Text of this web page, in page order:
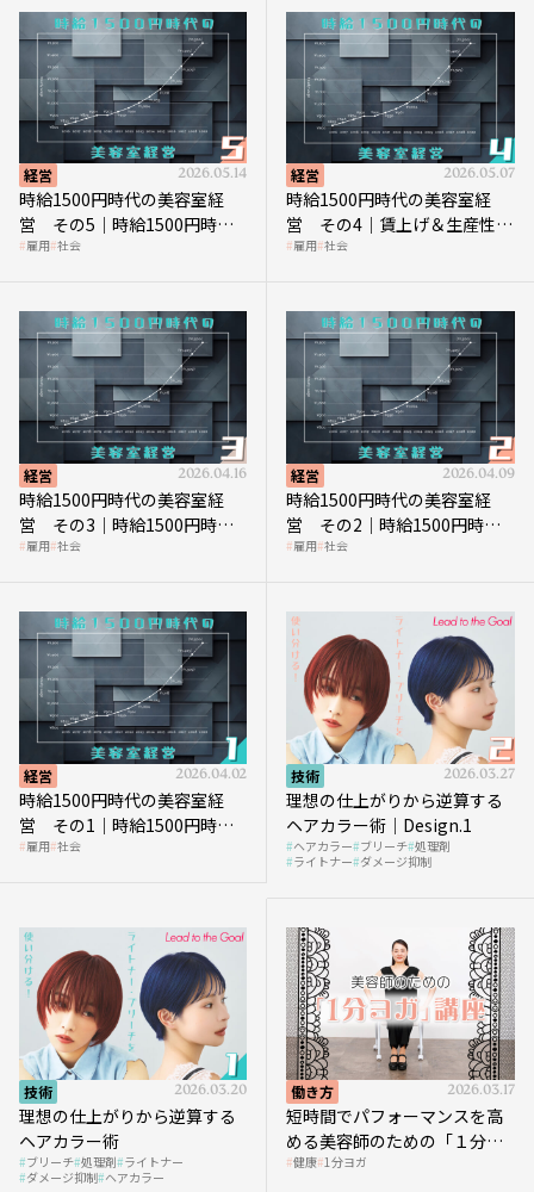
経営 2026.05.14
時給1500円時代の美容室経
営 その5｜時給1500円時代
の到来は美容業の収益構造を
雇用 社会
経営 2026.05.07
時給1500円時代の美容室経
営 その4｜賃上げ＆生産性向
上につなげる賢い助成金活用
雇用 社会
経営 2026.04.16
時給1500円時代の美容室経
営 その3｜時給1500円時
代、美容業はどのような影響
雇用 社会
経営 2026.04.09
時給1500円時代の美容室経
営 その2｜時給1500円時代
に支払う給与はいくらなのか
雇用 社会
経営 2026.04.02
時給1500円時代の美容室経
営 その1｜時給1500円時代
へ向かう社会的背景
雇用 社会
技術 2026.03.27
理想の仕上がりから逆算する
ヘアカラー術｜Design.1
ヘアカラー ブリーチ 処理剤
ライトナー ダメージ抑制
技術 2026.03.20
理想の仕上がりから逆算する
ヘアカラー術
ブリーチ 処理剤 ライトナー
ダメージ抑制 ヘアカラー
働き方 2026.03.17
短時間でパフォーマンスを高
める美容師のための「１分ヨ
ガ」講座｜実践編
健康 1分ヨガ